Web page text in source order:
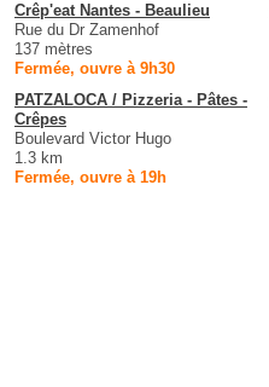
Crêp'eat Nantes - Beaulieu
Rue du Dr Zamenhof
137 mètres
Fermée, ouvre à 9h30
PATZALOCA / Pizzeria - Pâtes -
Crêpes
Boulevard Victor Hugo
1.3 km
Fermée, ouvre à 19h